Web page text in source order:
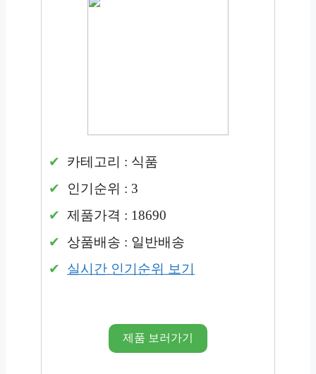
카테고리 : 식품
인기순위 : 3
제품가격 : 18690
상품배송 : 일반배송
실시간 인기순위 보기
제품 보러가기